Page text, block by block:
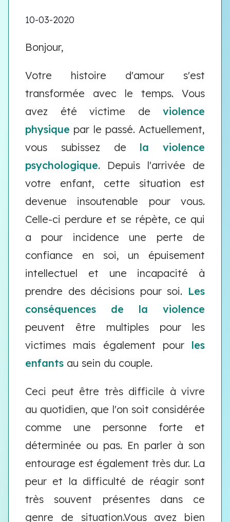
10-03-2020
Bonjour,
Votre histoire d'amour s'est
transformée avec le temps. Vous
avez été victime de violence
physique par le passé. Actuellement,
vous subissez de la violence
psychologique. Depuis l'arrivée de
votre enfant, cette situation est
devenue insoutenable pour vous.
Celle-ci perdure et se répète, ce qui
a pour incidence une perte de
confiance en soi, un épuisement
intellectuel et une incapacité à
prendre des décisions pour soi. Les
conséquences de la violence
peuvent être multiples pour les
victimes mais également pour les
enfants au sein du couple.
Ceci peut être très difficile à vivre
au quotidien, que l'on soit considérée
comme une personne forte et
déterminée ou pas. En parler à son
entourage est également très dur. La
peur et la difficulté de réagir sont
très souvent présentes dans ce
genre de situation.Vous avez bien